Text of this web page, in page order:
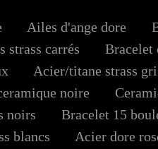
Ailes d'ange dore
strass carrés
Bracelet
Acier/titane strass
noire
noirs
Bracelet 15
blancs
Acier dore